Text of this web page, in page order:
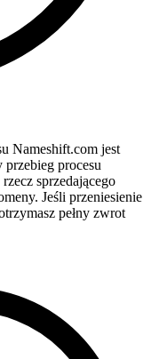
Nameshift.com jest
przebieg procesu
sprzedającego
Jeśli przeniesienie
pełny zwrot